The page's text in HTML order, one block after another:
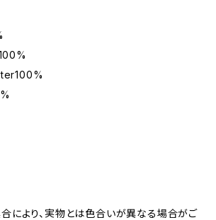
により、実物とは色合いが異なる場合がご